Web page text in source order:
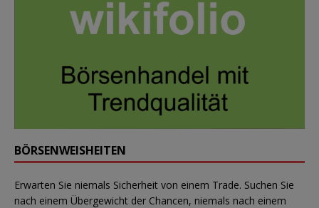
BÖRSENWEISHEITEN
Erwarten Sie niemals Sicherheit von einem Trade. Suchen Sie
nach einem Übergewicht der Chancen, niemals nach einem